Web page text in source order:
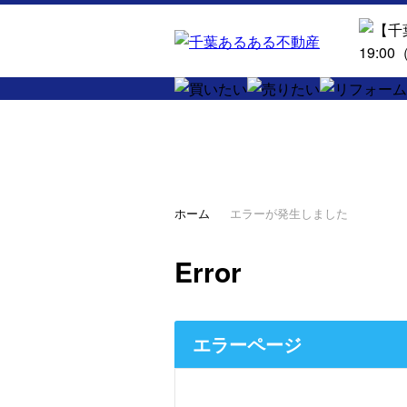
ホーム エラーが発生しました
Error
エラーページ